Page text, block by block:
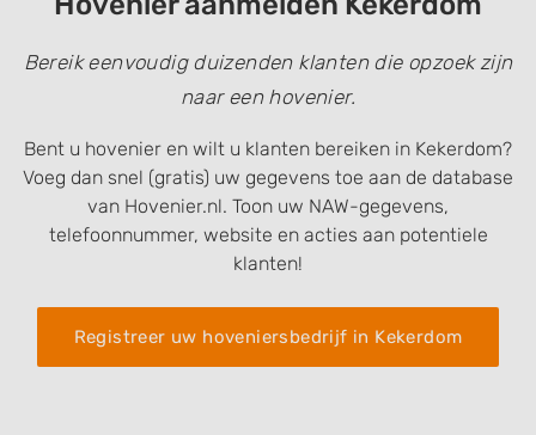
Bereik eenvoudig duizenden klanten die opzoek zijn
naar een hovenier.
Bent u hovenier en wilt u klanten bereiken in Kekerdom?
Voeg dan snel (gratis) uw gegevens toe aan de database
van Hovenier.nl. Toon uw NAW-gegevens,
telefoonnummer, website en acties aan potentiele
klanten!
Registreer uw hoveniersbedrijf in Kekerdom